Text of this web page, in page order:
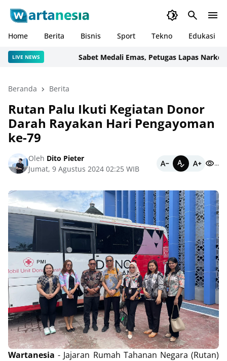
Home Berita Bisnis Sport Tekno Edukasi
LIVE NEWS Sabet Medali Emas, Petugas Lapas Narkotika
Beranda Berita
Rutan Palu Ikuti Kegiatan Donor
Darah Rayakan Hari Pengayoman
ke-79
Oleh Dito Pieter
Jumat, 9 Agustus 2024 02:25 WIB
...
Wartanesia- Jajaran Rumah Tahanan Negara (Rutan)